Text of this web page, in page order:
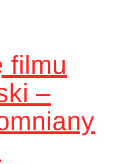
filmu
–